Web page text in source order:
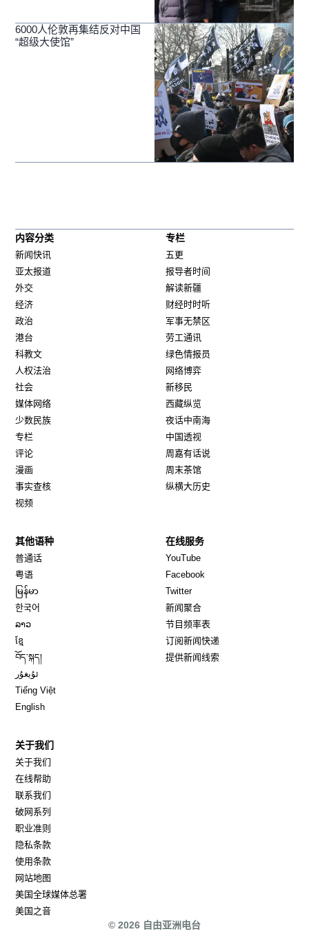
6000人伦敦再集结反对中国
“超级大使馆”
内容分类
新闻快讯
亚太报道
外交
经济
政治
港台
科教文
人权法治
社会
媒体网络
少数民族
专栏
评论
漫画
事实查核
视频
专栏
五更
报导者时间
解读新疆
财经时时听
军事无禁区
劳工通讯
绿色情报员
网络博弈
新移民
西藏纵览
夜话中南海
中国透视
周嘉有话说
周末茶馆
纵横大历史
其他语种
普通话
粤语
မြန်မာ
한국어
ລາວ
ខ្មែ
བོད་སྐད།
ئۇيغۇر
Tiếng Việt
English
在线服务
YouTube
Facebook
TwitterOpens in new window
新闻聚合
节目频率表
订阅新闻快递
提供新闻线索
关于我们
关于我们
在线帮助
联系我们
破网系列
职业准则
隐私条款
使用条款
网站地图
美国全球媒体总署
美国之音
© 2026 自由亚洲电台